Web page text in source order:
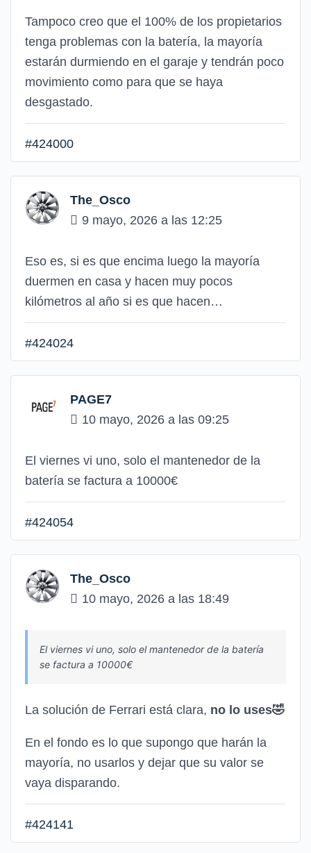
Tampoco creo que el 100% de los propietarios
tenga problemas con la batería, la mayoría
estarán durmiendo en el garaje y tendrán poco
movimiento como para que se haya
desgastado.
#424000
The_Osco
9 mayo, 2026 a las 12:25
Eso es, si es que encima luego la mayoría
duermen en casa y hacen muy pocos
kilómetros al año si es que hacen…
#424024
PAGE7
10 mayo, 2026 a las 09:25
El viernes vi uno, solo el mantenedor de la
batería se factura a 10000€
#424054
The_Osco
10 mayo, 2026 a las 18:49
El viernes vi uno, solo el mantenedor de la batería
se factura a 10000€
La solución de Ferrari está clara, no lo uses🤣
En el fondo es lo que supongo que harán la
mayoría, no usarlos y dejar que su valor se
vaya disparando.
#424141